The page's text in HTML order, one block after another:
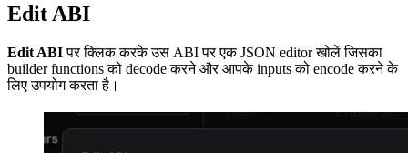
Edit ABI
Edit ABIपर क्लिक करके उस ABI पर एक JSON editor खोलें जिसका
builder functions को decode करने और आपके inputs को encode करने के
लिए उपयोग करता है।